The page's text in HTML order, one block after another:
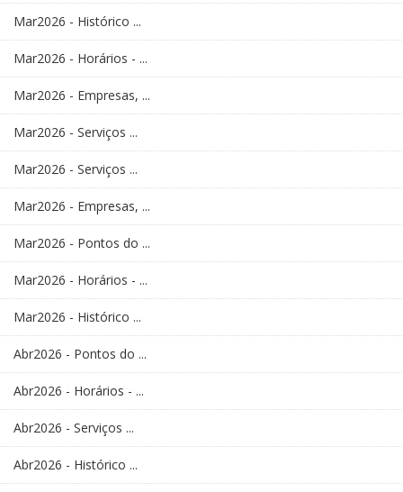
Mar2026 - Histórico ...
Mar2026 - Horários - ...
Mar2026 - Empresas, ...
Mar2026 - Serviços ...
Mar2026 - Serviços ...
Mar2026 - Empresas, ...
Mar2026 - Pontos do ...
Mar2026 - Horários - ...
Mar2026 - Histórico ...
Abr2026 - Pontos do ...
Abr2026 - Horários - ...
Abr2026 - Serviços ...
Abr2026 - Histórico ...